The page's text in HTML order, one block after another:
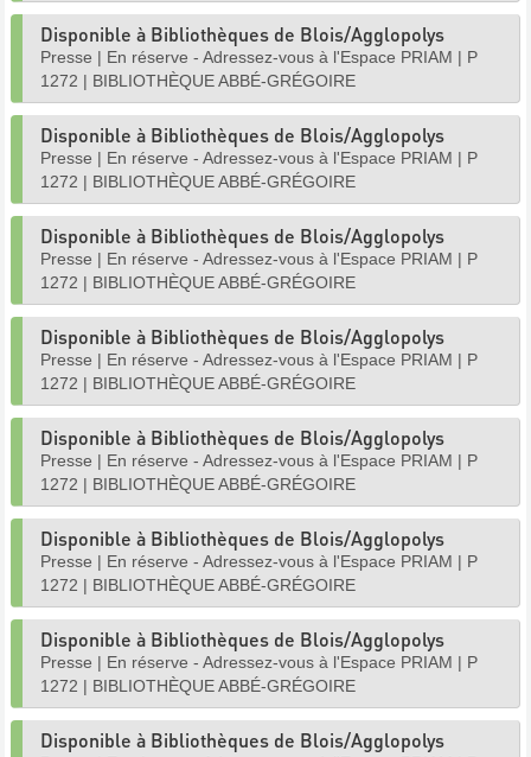
Disponible à Bibliothèques de Blois/Agglopolys
Presse | En réserve - Adressez-vous à l'Espace PRIAM | P
1272 | BIBLIOTHÈQUE ABBÉ-GRÉGOIRE
Disponible à Bibliothèques de Blois/Agglopolys
Presse | En réserve - Adressez-vous à l'Espace PRIAM | P
1272 | BIBLIOTHÈQUE ABBÉ-GRÉGOIRE
Disponible à Bibliothèques de Blois/Agglopolys
Presse | En réserve - Adressez-vous à l'Espace PRIAM | P
1272 | BIBLIOTHÈQUE ABBÉ-GRÉGOIRE
Disponible à Bibliothèques de Blois/Agglopolys
Presse | En réserve - Adressez-vous à l'Espace PRIAM | P
1272 | BIBLIOTHÈQUE ABBÉ-GRÉGOIRE
Disponible à Bibliothèques de Blois/Agglopolys
Presse | En réserve - Adressez-vous à l'Espace PRIAM | P
1272 | BIBLIOTHÈQUE ABBÉ-GRÉGOIRE
Disponible à Bibliothèques de Blois/Agglopolys
Presse | En réserve - Adressez-vous à l'Espace PRIAM | P
1272 | BIBLIOTHÈQUE ABBÉ-GRÉGOIRE
Disponible à Bibliothèques de Blois/Agglopolys
Presse | En réserve - Adressez-vous à l'Espace PRIAM | P
1272 | BIBLIOTHÈQUE ABBÉ-GRÉGOIRE
Disponible à Bibliothèques de Blois/Agglopolys